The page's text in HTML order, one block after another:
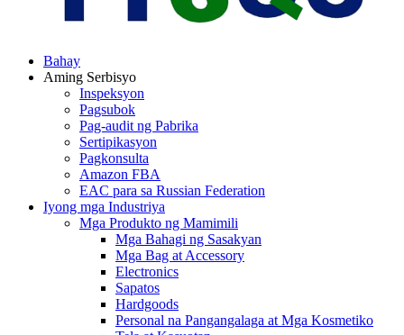
Bahay
Aming Serbisyo
Inspeksyon
Pagsubok
Pag-audit ng Pabrika
Sertipikasyon
Pagkonsulta
Amazon FBA
EAC para sa Russian Federation
Iyong mga Industriya
Mga Produkto ng Mamimili
Mga Bahagi ng Sasakyan
Mga Bag at Accessory
Electronics
Sapatos
Hardgoods
Personal na Pangangalaga at Mga Kosmetiko